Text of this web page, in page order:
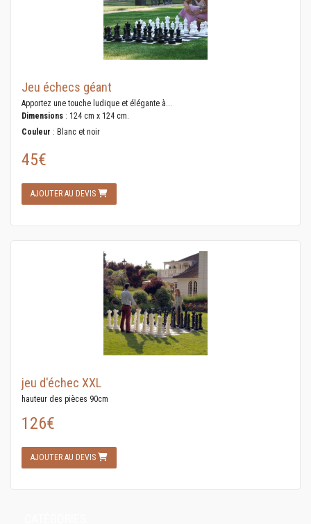
Jeu échecs géant
Apportez une touche ludique et élégante à...
Dimensions : 124 cm x 124 cm.
Couleur : Blanc et noir
45€
AJOUTER AU DEVIS
jeu d'échec XXL
hauteur des pièces 90cm
126€
AJOUTER AU DEVIS